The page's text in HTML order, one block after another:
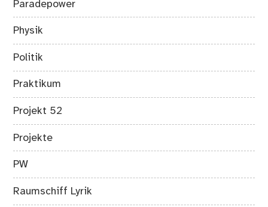
Paradepower
Physik
Politik
Praktikum
Projekt 52
Projekte
PW
Raumschiff Lyrik